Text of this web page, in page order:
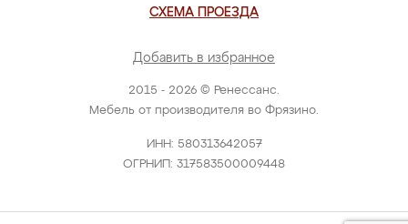
2015 - 2026 © Ренессанс.
Мебель от производителя во Фрязино.
ИНН: 580313642057
ОГРНИП: 317583500009448
СХЕМА ПРОЕЗДА
Добавить в избранное